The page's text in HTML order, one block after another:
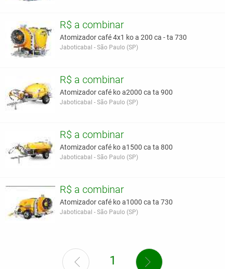
R$ a combinar
Atomizador café 4x1 ko a 200 ca - ta 730
Jaboticabal - São Paulo (SP)
R$ a combinar
Atomizador café ko a2000 ca ta 900
Jaboticabal - São Paulo (SP)
R$ a combinar
Atomizador café ko a1500 ca ta 800
Jaboticabal - São Paulo (SP)
R$ a combinar
Atomizador café ko a1000 ca ta 730
Jaboticabal - São Paulo (SP)
1